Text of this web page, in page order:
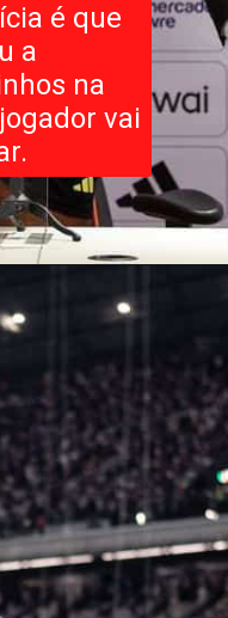
é que
a
na
vai